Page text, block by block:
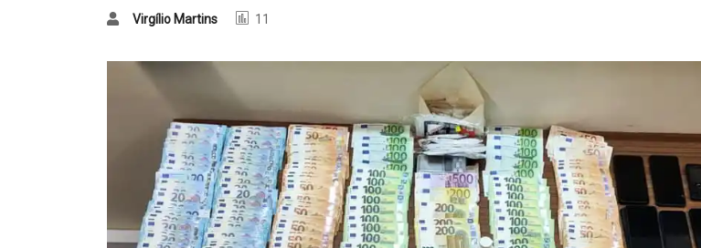
Virgílio Martins 11